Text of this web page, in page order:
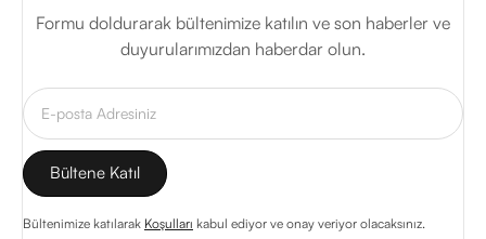
Formu doldurarak bültenimize katılın ve son haberler ve
duyurularımızdan haberdar olun.
Bültenimize katılarak Koşulları kabul ediyor ve onay veriyor olacaksınız.